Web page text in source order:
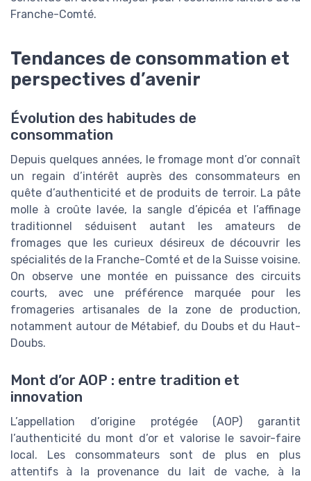
Franche-Comté.
Tendances de consommation et
perspectives d’avenir
Évolution des habitudes de
consommation
Depuis quelques années, le fromage mont d’or connaît
un regain d’intérêt auprès des consommateurs en
quête d’authenticité et de produits de terroir. La pâte
molle à croûte lavée, la sangle d’épicéa et l’affinage
traditionnel séduisent autant les amateurs de
fromages que les curieux désireux de découvrir les
spécialités de la Franche-Comté et de la Suisse voisine.
On observe une montée en puissance des circuits
courts, avec une préférence marquée pour les
fromageries artisanales de la zone de production,
notamment autour de Métabief, du Doubs et du Haut-
Doubs.
Mont d’or AOP : entre tradition et
innovation
L’appellation d’origine protégée (AOP) garantit
l’authenticité du mont d’or et valorise le savoir-faire
local. Les consommateurs sont de plus en plus
attentifs à la provenance du lait de vache, à la